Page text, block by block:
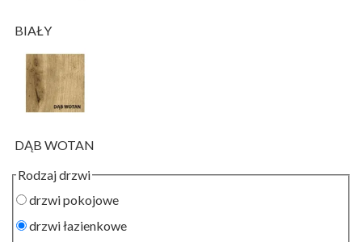
BIAŁY
DĄB WOTAN
Rodzaj drzwi
drzwi pokojowe
drzwi łazienkowe